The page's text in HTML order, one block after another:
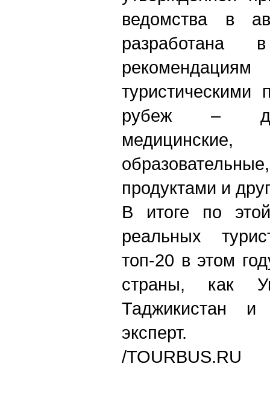
ведомства в
разработана
туристическими
рубеж –
продуктами и
В итоге по
реальных
топ-20 в этом
страны, как
Таджикистан и
эксперт.
/TOURBUS.RU